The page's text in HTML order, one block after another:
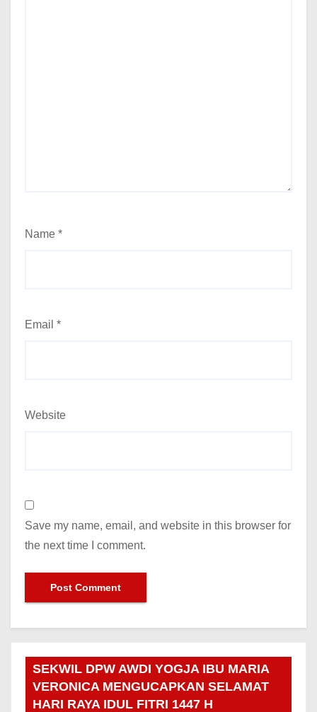
Name *
Email *
Website
Save my name, email, and website in this browser for
the next time I comment.
SEKWIL DPW AWDI YOGJA IBU MARIA
VERONICA MENGUCAPKAN SELAMAT
HARI RAYA IDUL FITRI 1447 H